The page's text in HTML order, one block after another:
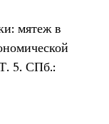
мятеж в
5. СПб.: